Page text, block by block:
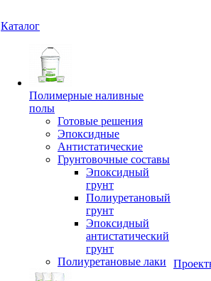
Каталог
Полимерные наливные
полы
Готовые решения
Эпоксидные
Антистатические
Грунтовочные составы
Эпоксидный
грунт
Полиуретановый
грунт
Эпоксидный
антистатический
грунт
Полиуретановые лаки